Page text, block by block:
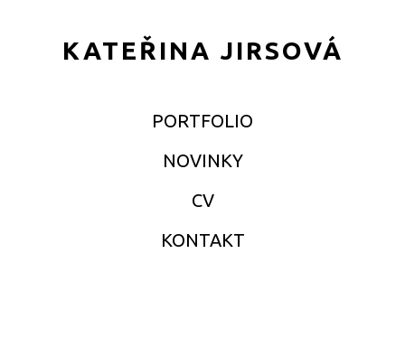
KATEŘINA JIRSOVÁ
PORTFOLIO
NOVINKY
CV
KONTAKT